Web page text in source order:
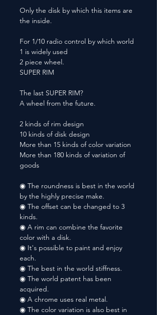
Only the disk by which this items are
the inside.
For 1/10 radio control by which world
1 is widely used
2 piece wheel.
SUPER RIM
The last SUPER RIM?
A wheel from the future.
2 kinds of rim design
10 kinds of disk design
More than 15 kinds of color variation
More than 180 kinds of variation of
goods
◉ The roundness is best in the world
by the highly precise make.
◉ The offset can be changed to 3
kinds.
◉ A rim can combine the favorite
color with a disk.
◉ It's possible to paint and enjoy
each.
◉ The best in the world stiffness.
◉ The world patent has been
acquired.
◉ A chrome uses real metal.
◉ The color variation is also best in